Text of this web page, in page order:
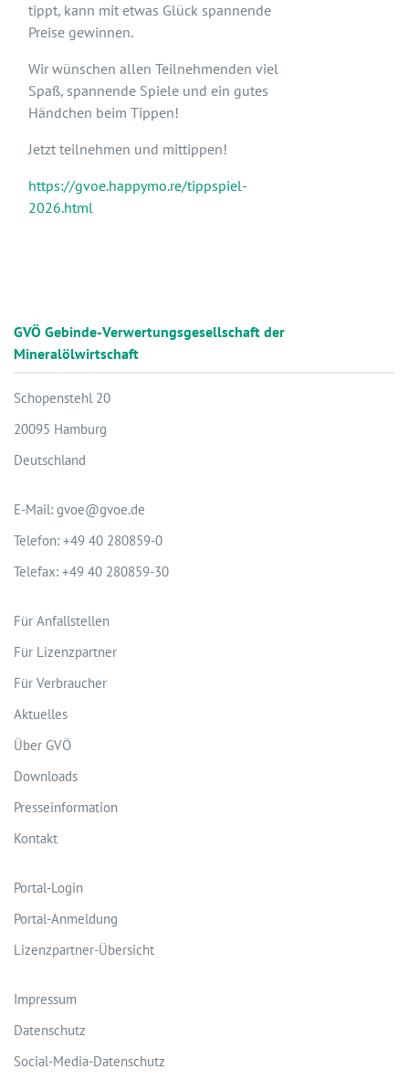
tippt, kann mit etwas Glück spannende
Preise gewinnen.
Wir wünschen allen Teilnehmenden viel
Spaß, spannende Spiele und ein gutes
Händchen beim Tippen!
Jetzt teilnehmen und mittippen!
https://gvoe.happymo.re/tippspiel-
2026.html
GVÖ Gebinde-Verwertungsgesellschaft der
Mineralölwirtschaft
Schopenstehl 20
20095 Hamburg
Deutschland
E-Mail: gvoe@gvoe.de
Telefon: +49 40 280859-0
Telefax: +49 40 280859-30
Für Anfallstellen
Für Lizenzpartner
Für Verbraucher
Aktuelles
Über GVÖ
Downloads
Presseinformation
Kontakt
Portal-Login
Portal-Anmeldung
Lizenzpartner-Übersicht
Impressum
Datenschutz
Social-Media-Datenschutz